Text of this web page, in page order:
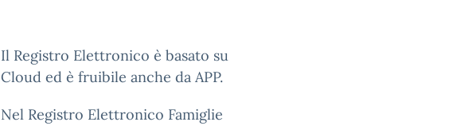
Il Registro Elettronico è basato su
Cloud ed è fruibile anche da APP.
Nel Registro Elettronico Famiglie